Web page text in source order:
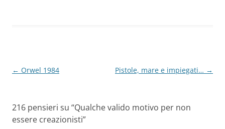
Navigazione
← Orwel 1984 Pistole, mare e impiegati… →
216 pensieri su “Qualche valido motivo per non
essere creazionisti”